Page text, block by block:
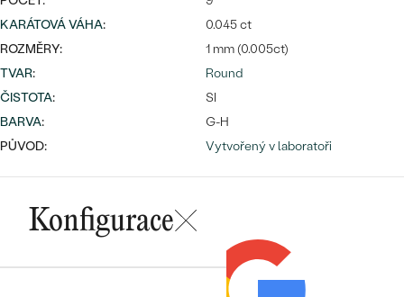
KARÁTOVÁ VÁHA:
0.045 ct
ROZMĚRY:
1 mm (0.005ct)
TVAR:
Round
ČISTOTA:
SI
BARVA:
G-H
PŮVOD:
Vytvořený v laboratoři
Konfigurace